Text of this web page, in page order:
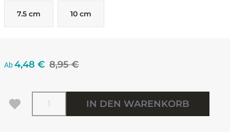
7.5 cm 10 cm
Ab 8,95 €
4,48 €
Menge
IN DEN WARENKORB